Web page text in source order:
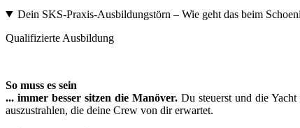
Dein SKS-Praxis-Ausbildungstörn – Wie geht das beim
Qualifizierte Ausbildung
So muss es sein
... immer besser sitzen die Manöver. Du steuerst und die
auszustrahlen, die deine Crew von dir erwartet.